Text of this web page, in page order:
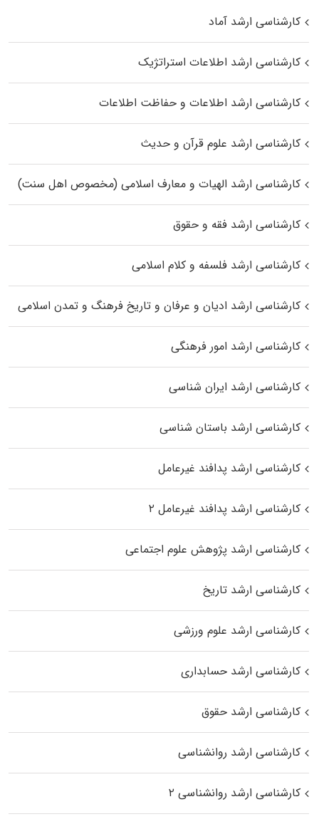
کارشناسی ارشد آماد
کارشناسی ارشد اطلاعات استراتژیک
کارشناسی ارشد اطلاعات و حفاظت اطلاعات
کارشناسی ارشد علوم قرآن و حدیث
کارشناسی ارشد الهیات و معارف اسلامی (مخصوص اهل سنت)
کارشناسی ارشد فقه و حقوق
کارشناسی ارشد فلسفه و کلام اسلامی
کارشناسی ارشد ادیان و عرفان و تاریخ فرهنگ و تمدن اسلامی
کارشناسی ارشد امور فرهنگی
کارشناسی ارشد ایران شناسی
کارشناسی ارشد باستان شناسی
کارشناسی ارشد پدافند غیرعامل
کارشناسی ارشد پدافند غیرعامل ۲
کارشناسی ارشد پژوهش علوم اجتماعی
کارشناسی ارشد تاریخ
کارشناسی ارشد علوم ورزشی
کارشناسی ارشد حسابداری
کارشناسی ارشد حقوق
کارشناسی ارشد روانشناسی
کارشناسی ارشد روانشناسی ۲